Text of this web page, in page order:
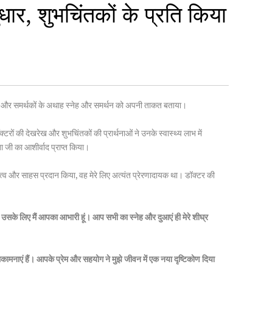
शुभचिंतकों के प्रति किया
और समर्थकों के अथाह स्नेह और समर्थन को अपनी ताकत बताया।
की देखरेख और शुभचिंतकों की प्रार्थनाओं ने उनके स्वास्थ्य लाभ में
का आशीर्वाद प्राप्त किया।
साहस प्रदान किया, वह मेरे लिए अत्यंत प्रेरणादायक था। डॉक्टर की
उसके लिए मैं आपका आभारी हूं। आप सभी का स्नेह और दुआएं ही मेरे शीघ्र
हैं। आपके प्रेम और सहयोग ने मुझे जीवन में एक नया दृष्टिकोण दिया